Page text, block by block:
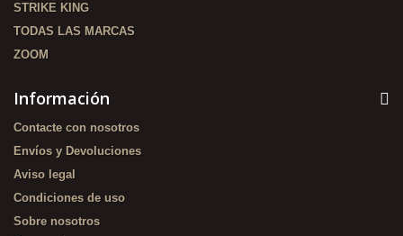
STRIKE KING
TODAS LAS MARCAS
ZOOM
Información
Contacte con nosotros
Envíos y Devoluciones
Aviso legal
Condiciones de uso
Sobre nosotros